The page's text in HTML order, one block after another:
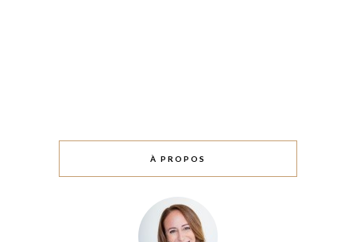
À PROPOS